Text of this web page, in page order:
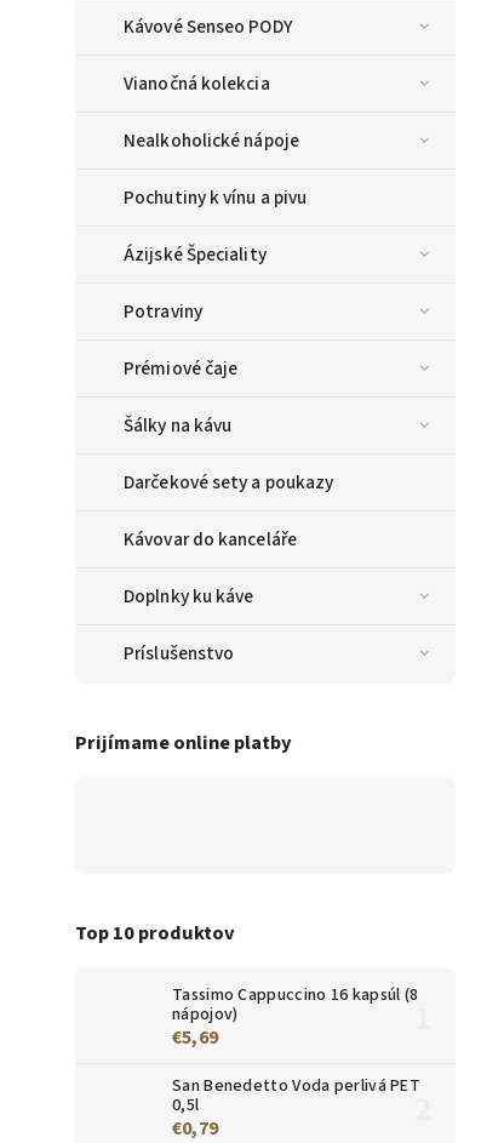
Kávové Senseo PODY
Vianočná kolekcia
Nealkoholické nápoje
Pochutiny k vínu a pivu
Ázijské Špeciality
Potraviny
Prémiové čaje
Šálky na kávu
Darčekové sety a poukazy
Kávovar do kanceláře
Doplnky ku káve
Príslušenstvo
Prijímame online platby
Top 10 produktov
Tassimo Cappuccino 16 kapsúl (8
nápojov)
€5,69
San Benedetto Voda perlivá PET
0,5l
€0,79